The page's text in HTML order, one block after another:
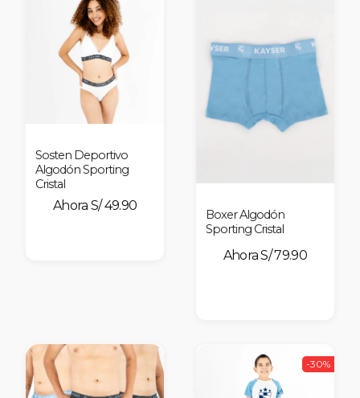
Sosten Deportivo
Algodón Sporting
Cristal
S/ 49.90
Boxer Algodón
Sporting Cristal
S/ 79.90
-30%